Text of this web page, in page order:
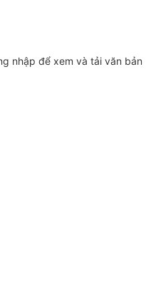
nhập để xem và tải văn bản